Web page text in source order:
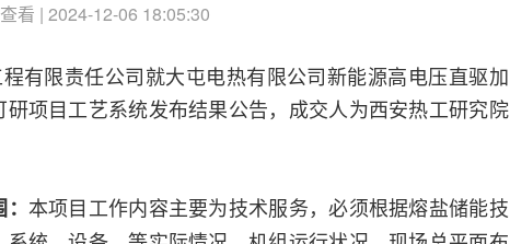
看 | 2024-12-06 18:05:30
有限责任公司就大屯电热有限公司新能源高电压直驱加
项目工艺系统发布结果公告，成交人为西安热工研究院
本项目工作内容主要为技术服务，必须根据熔盐储能技